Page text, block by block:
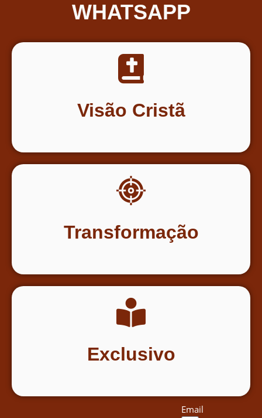
WHATSAPP
Visão Cristã
Transformação
Exclusivo
Email